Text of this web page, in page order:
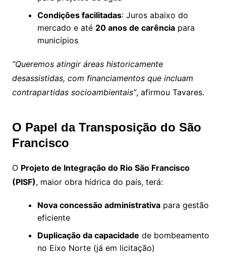
Condições facilitadas: Juros abaixo do
mercado e até 20 anos de carênciapara
municípios
“Queremos atingir áreas historicamente
desassistidas, com financiamentos que incluam
contrapartidas socioambientais”, afirmou Tavares.
O Papel da Transposição do São
Francisco
O Projeto de Integração do Rio São Francisco
(PISF), maior obra hídrica do país, terá:
Nova concessão administrativapara gestão
eficiente
Duplicação da capacidade de bombeamento
no Eixo Norte (já em licitação)